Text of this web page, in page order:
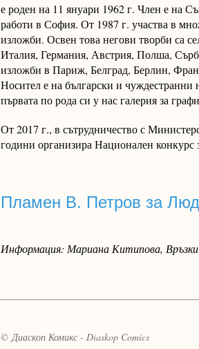
е роден на 11 януари 1962 г. Член е на
работи в София. От 1987 г. участва в
изложби. Освен това негови творби са
Италия, Германия, Австрия, Полша,
изложби в Париж, Белград, Берлин,
Носител е на български и
първата по рода си у нас галерия за
От 2017 г., в сътрудничество с
години организира Национален конкурс
Пламен В. Петров за
Информация: Мариана Китипова,
© Диаскоп Комикс - Diaskop Comics